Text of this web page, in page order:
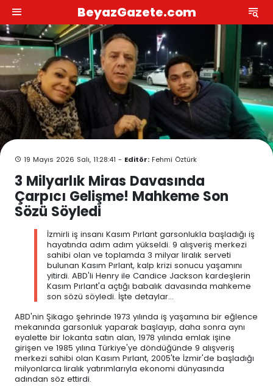
BeyazGazete.com
19 Mayıs 2026 Salı, 11:28:41 - Editör: Fehmi Öztürk
3 Milyarlık Miras Davasında
Çarpıcı Gelişme! Mahkeme Son
Sözü Söyledi
İzmirli iş insanı Kasım Pırlant garsonlukla başladığı iş
hayatında adım adım yükseldi. 9 alışveriş merkezi
sahibi olan ve toplamda 3 milyar liralık serveti
bulunan Kasım Pırlant, kalp krizi sonucu yaşamını
yitirdi. ABD'li Henry ile Candice Jackson kardeşlerin
Kasım Pırlant'a açtığı babalık davasında mahkeme
son sözü söyledi. İşte detaylar...
ABD'nin Şikago şehrinde 1973 yılında iş yaşamına bir eğlence
mekanında garsonluk yaparak başlayıp, daha sonra aynı
eyalette bir lokanta satın alan, 1978 yılında emlak işine
girişen ve 1985 yılına Türkiye'ye döndüğünde 9 alışveriş
merkezi sahibi olan Kasım Pırlant, 2005'te İzmir'de başladığı
milyonlarca liralık yatırımlarıyla ekonomi dünyasında
adından söz ettirdi.